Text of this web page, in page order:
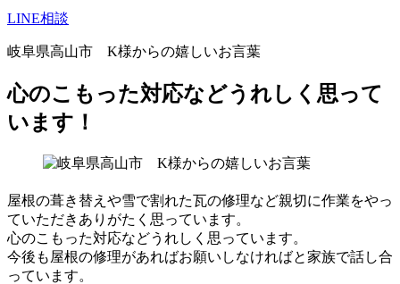
LINE相談
岐阜県高山市 K様からの嬉しいお言葉
心のこもった対応などうれしく思って
います！
屋根の葺き替えや雪で割れた瓦の修理など親切に作業をやっ
ていただきありがたく思っています。
心のこもった対応などうれしく思っています。
今後も屋根の修理があればお願いしなければと家族で話し合
っています。